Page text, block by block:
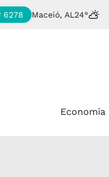
6278 Maceió, AL 24°
Economia